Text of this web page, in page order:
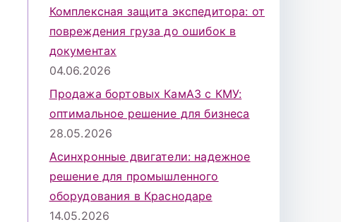
Комплексная защита экспедитора: от
повреждения груза до ошибок в
документах
04.06.2026
Продажа бортовых КамАЗ с КМУ:
оптимальное решение для бизнеса
28.05.2026
Асинхронные двигатели: надежное
решение для промышленного
оборудования в Краснодаре
14.05.2026